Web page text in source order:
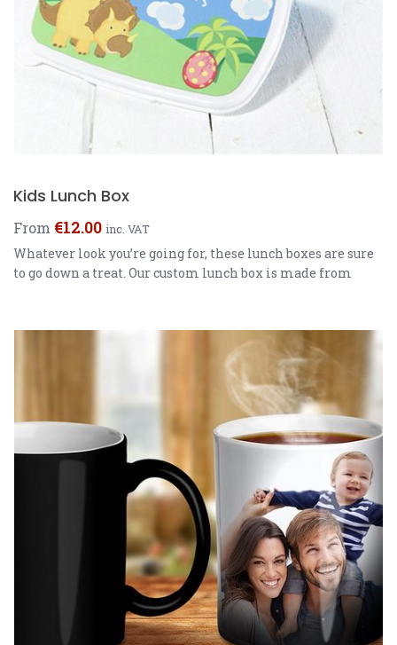
Kids Lunch Box
From €12.00 inc. VAT
Whatever look you’re going for, these lunch boxes are sure
to go down a treat. Our custom lunch box is made from
customisable and available in two colours, these eye
catching lunch boxes make school dinners look dull. […]